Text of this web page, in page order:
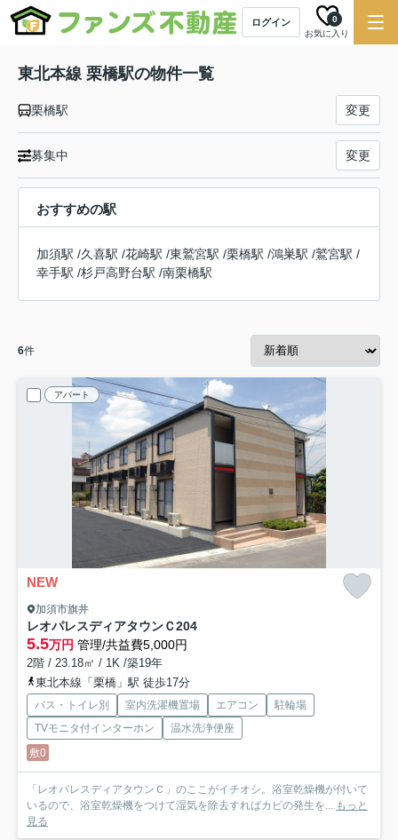
ログイン
お気に入り
0
東北本線 栗橋駅の物件一覧
栗橋駅 変更
募集中 変更
おすすめの駅
加須駅 /久喜駅 /花崎駅 /東鷲宮駅 /栗橋駅 /鴻巣駅 /鷲宮駅 /
幸手駅 /杉戸高野台駅 /南栗橋駅
6件
アパート
NEW
加須市旗井
レオパレスディアタウンＣ204
5.5万円 管理/共益費5,000円
2階 / 23.18㎡ / 1K /築19年
東北本線「栗橋」駅 徒歩17分
バス・トイレ別 室内洗濯機置場 エアコン
駐輪場
TVモニタ付インターホン
温水洗浄便座
敷0
「レオパレスディアタウンＣ」のここがイチオシ。浴室乾燥機が付いて
いるので、浴室乾燥機をつけて湿気を除去すればカビの発生を... もっと
見る